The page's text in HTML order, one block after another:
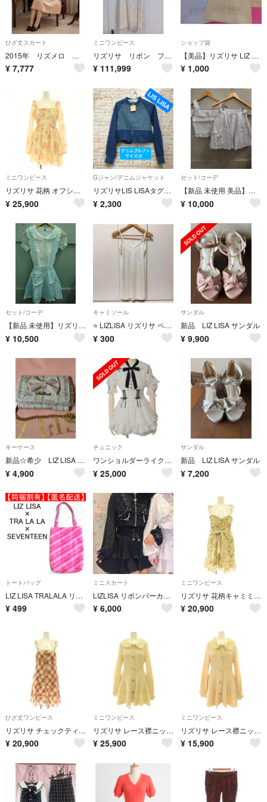
ひざ丈スカート
2015年 リズメロ フレアスカート ピンクベージュ系 Lサイズ
¥ 7,777
ミニワンピース
リズリサ リボン フリル キャミ ワンピース
¥ 111,999
ショップ袋
【美品】リズリサ LIZ LISA 不織布 ショッパー ショ袋 4枚セット
¥ 1,000
ミニワンピース
リズリサ 花柄 オフショル ミニワンピース 長袖 0 アイボリー ピンク
¥ 25,900
Gジャン/デニムジャケット
リズリサLIS LISAタグ付きデニムフリルジャケット RT0862
¥ 2,300
セット/コーデ
【新品 未使用 美品】リズリサ LIZ LISA ストライプ柄 セットアップ
¥ 10,000
セット/コーデ
【新品 未使用】リズリサ LIZ LISA トップス ボトム セット コーデ
¥ 10,500
キャミソール
⭐️ LIZLISA リズリサ ペチコート キャミソール ワンピース⭐️
¥ 300
サンダル
新品 LIZ LISA サンダル
¥ 9,900
キーケース
新品☆希少 LIZ LISA キーケース
¥ 4,900
チュニック
ワンショルダーライクシフォンチュニック ローティアードミニスカパンセット販売
¥ 25,000
サンダル
新品 LIZ LISA サンダル
¥ 7,200
トートバッグ
LIZ LISA TRALALA リズリサ トートバッグ ピンク エコバッグ
¥ 499
ミニスカート
LIZLISA リボンパーカーセットアップ スカート
¥ 6,000
ミニワンピース
リズリサ 花柄キャミミニワンピース 花柄 フリル M アイボリー マルチカラー
¥ 20,900
ひざ丈ワンピース
リズリサ チェックティアードキャミワンピース 膝丈 レース コットン
¥ 20,900
ミニワンピース
リズリサ レース襟ニットワンピース ミニ 長袖 F ライトベージュ アイボリー
¥ 25,900
ミニワンピース
リズリサ レース襟ニットワンピース ミニ 長袖 ファー F ピンク
¥ 15,900